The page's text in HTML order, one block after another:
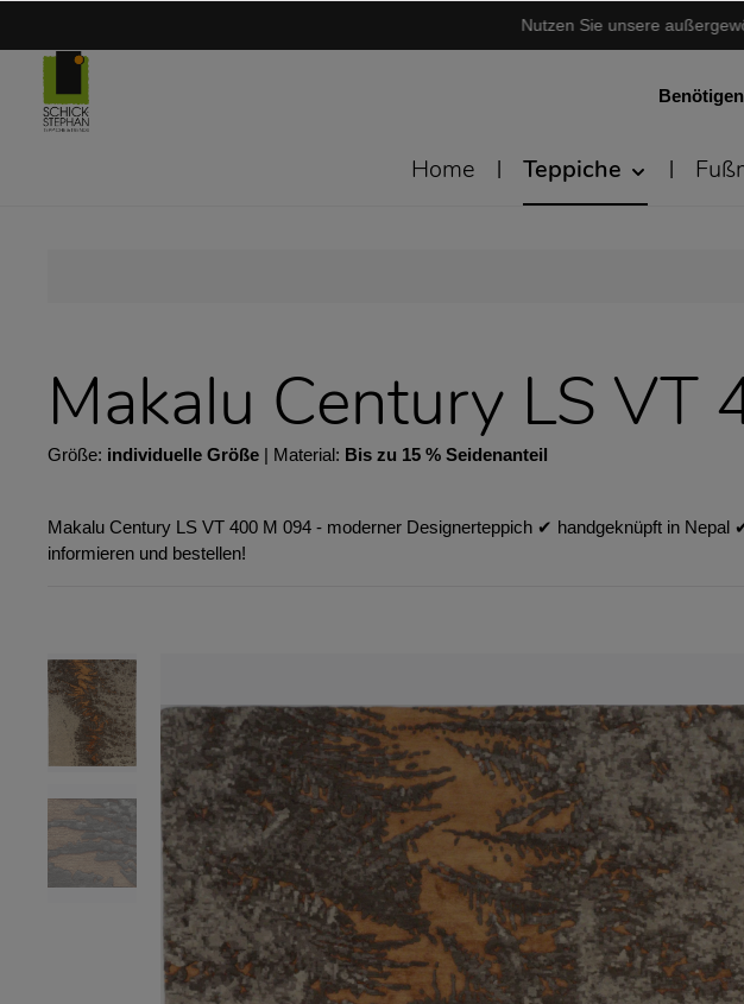
Nutzen Sie unsere
Home Teppiche
Makalu Century LS VT
Größe: individuelle Größe | Material: Bis zu 15 % Seidenanteil
Makalu Century LS VT 400 M 094 - moderner Designerteppich ✔︎ handgeknüpft in
informieren und bestellen!